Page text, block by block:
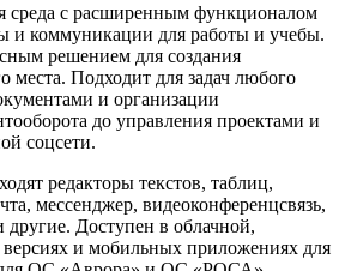
с расширенным функционалом
и коммуникации для работы и учебы.
решением для создания
места. Подходит для задач любого
и организации
до управления проектами и
соцсети.
редакторы текстов, таблиц,
мессенджер, видеоконференцсвязь,
Доступен в облачной,
версиях и мобильных приложениях для